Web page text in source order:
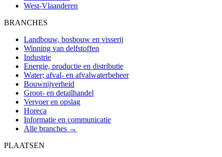
West-Vlaanderen
BRANCHES
Landbouw, bosbouw en visserij
Winning van delfstoffen
Industrie
Energie, productie en distributie
Water; afval- en afvalwaterbeheer
Bouwnijverheid
Groot- en detailhandel
Vervoer en opslag
Horeca
Informatie en communicatie
Alle branches →
PLAATSEN